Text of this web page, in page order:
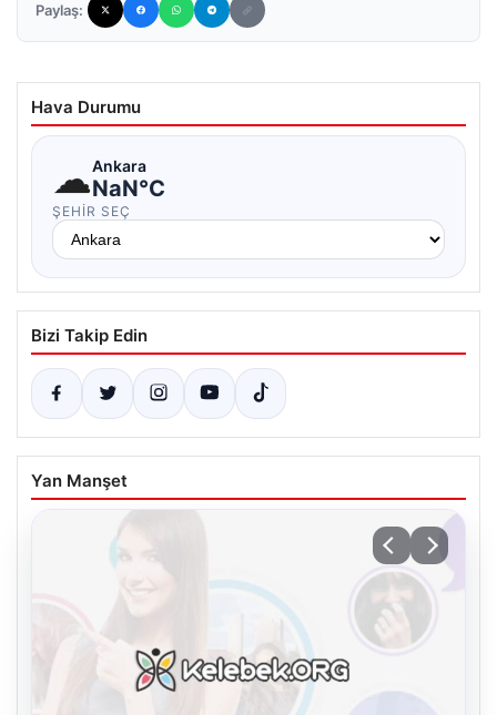
Paylaş:
Hava Durumu
☁Ankara
NaN°C
ŞEHIR SEÇ
Bizi Takip Edin
Yan Manşet